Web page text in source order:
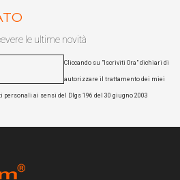
le ultime novità
Cliccando su "Iscriviti Ora" dichiari di
autorizzare il trattamento dei miei
personali ai sensi del Dlgs 196 del 30 giugno 2003